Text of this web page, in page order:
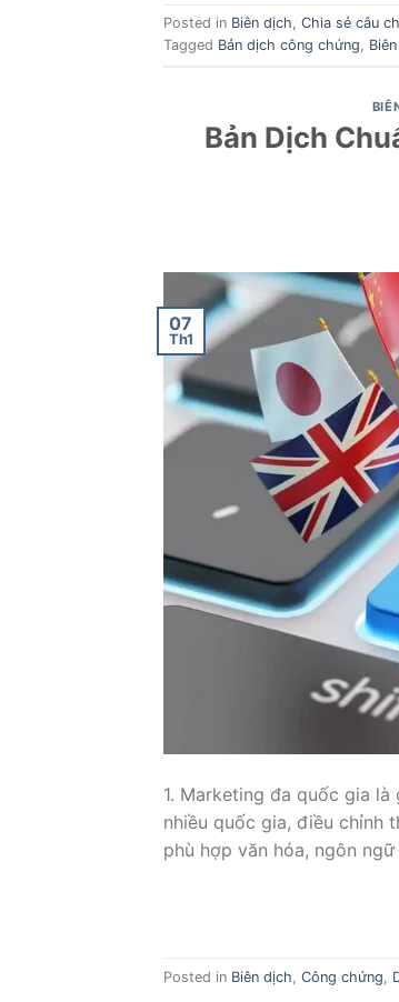
Posted in Biên dịch, Chia sẻ câu
Tagged Bản dịch công chứng,
Bản Dịch
07
Th1
1. Marketing đa quốc gia
nhiều quốc gia, điều chỉnh
phù hợp văn hóa, ngôn
Posted in Biên dịch Công chứng